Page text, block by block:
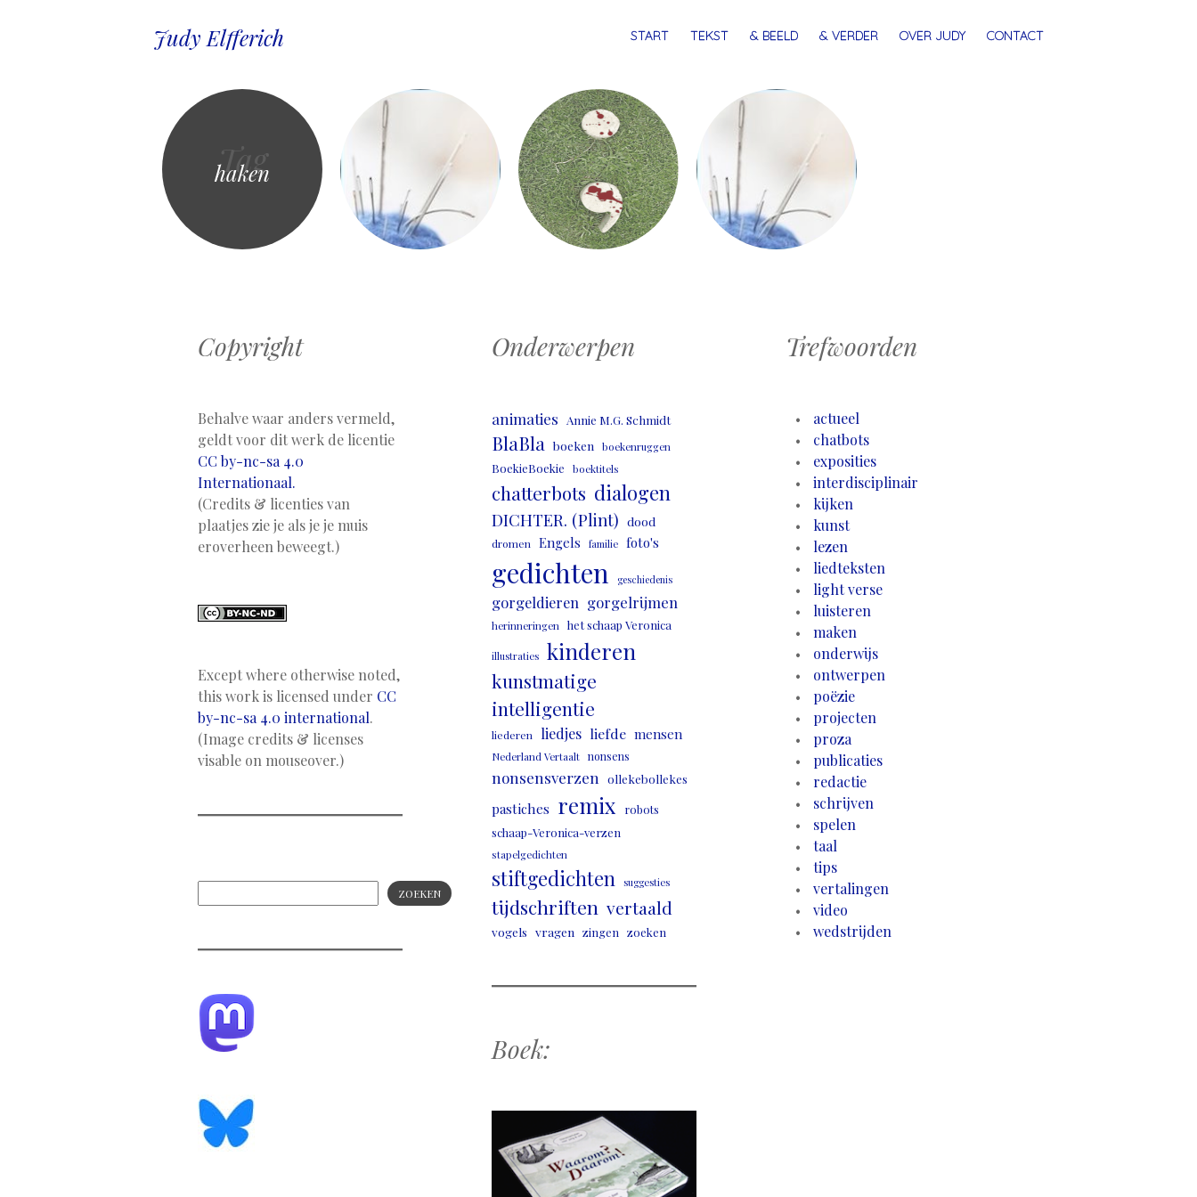
Judy Elfferich MENU
SPRINGSTART TEKST & BEELD & VERDER OVER JUDY CONTACT
Tag
haken
Copyright
Behalve waar anders vermeld,
geldt voor dit werk de licentie
CC by-nc-sa 4.0
Internationaal.
(Credits & licenties van
plaatjes zie je als je je muis
eroverheen beweegt.)
Except where otherwise noted,
this work is licensed under CC
by-nc-sa 4.0 international.
(Image credits & licenses
visable on mouseover.)
ZOEKEN
Onderwerpen
animaties Annie M.G. Schmidt
BlaBla boeken boekenruggen
BoekieBoekie boektitels
chatterbots dialogen
DICHTER. (Plint) dood
dromen Engels familie foto's
gedichten geschiedenis
gorgeldieren gorgelrijmen
herinneringen het schaap Veronica
illustraties kinderen
kunstmatige
intelligentie
liederen liedjes liefde mensen
Nederland Vertaalt nonsens
nonsensverzen ollekebollekes
pastiches remix
robots
schaap-Veronica-verzen
stapelgedichten
stiftgedichten suggesties
tijdschriften vertaald
vogels vragen zingen zoeken
Boek:
Trefwoorden
actueel
chatbots
exposities
interdisciplinair
kijken
kunst
lezen
liedteksten
light verse
luisteren
maken
onderwijs
ontwerpen
poëzie
projecten
proza
publicaties
redactie
schrijven
spelen
taal
tips
vertalingen
video
wedstrijden